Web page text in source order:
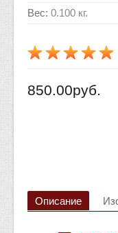
Вес: 0.100 кг.
850.00руб.
Описание